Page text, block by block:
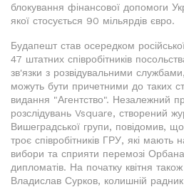
блокування фінансової допомоги
якої стосується 90 мільярдів євро.
Будапешт став осередком
47 штатних співробітників
зв'язки з розвідувальними
можуть бути причетними до таких
видання "Агентство". Незалежний
розслідувань Vsquare, створений
Вишеградської групи, повідомив,
троє співробітників ГРУ, які мають
вибори та сприяти перемозі
дипломатів. На початку квітня
Владислав Сурков, колишній